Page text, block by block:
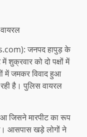
जनपद हापुड़ के
शुक्रवार को दो पक्षों में
में जमकर विवाद हुआ
है। पुलिस वायरल
जिसने मारपीट का रूप
आसपास खड़े लोगों ने